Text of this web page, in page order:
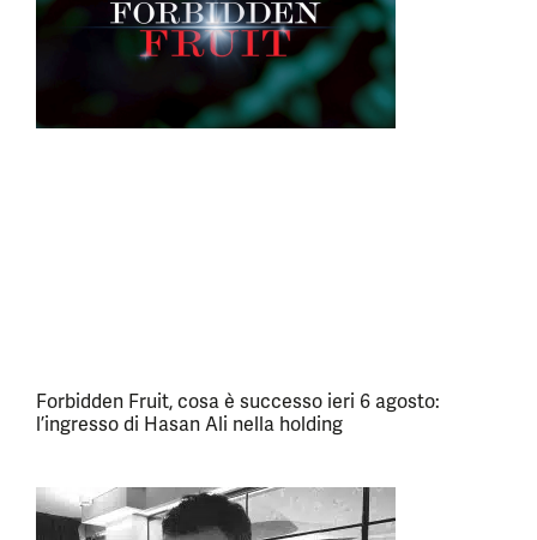
Forbidden Fruit, cosa è successo ieri 6 agosto:
l’ingresso di Hasan Ali nella holding